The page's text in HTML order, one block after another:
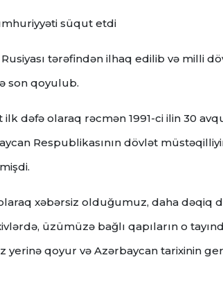
süqut etdi
tərəfindən ilhaq edilib və milli
son qoyulub.
dəfə olaraq rəcmən 1991-ci ilin 30
Respublikasının dövlət
xəbərsiz olduğumuz, daha dəqiq
üzümüzə bağlı qapıların o
yerinə qoyur və Azərbaycan tarixinin